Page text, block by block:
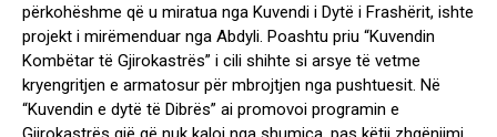
përkohëshme që u miratua nga Kuvendi i Dytë i Frashërit, ishte
projekt i mirëmenduar nga Abdyli. Poashtu priu “Kuvendin
Kombëtar të Gjirokastrës” i cili shihte si arsye të vetme
kryengritjen e armatosur për mbrojtjen nga pushtuesit. Në
“Kuvendin e dytë të Dibrës” ai promovoi programin e